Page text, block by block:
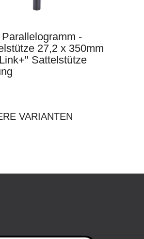
-
27,2 x 350mm
Sattelstütze
VARIANTEN